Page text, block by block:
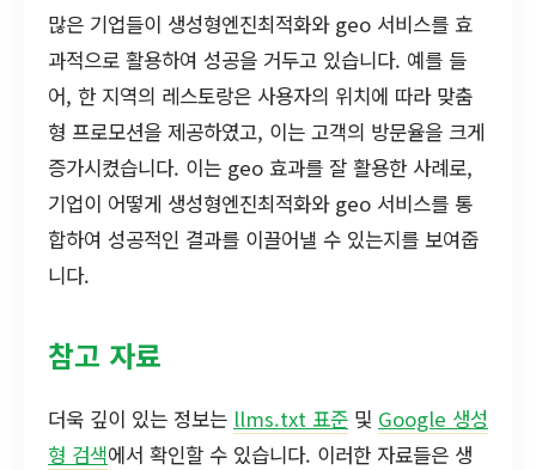
많은 기업들이 생성형엔진최적화와 geo 서비스를 효
과적으로 활용하여 성공을 거두고 있습니다. 예를 들
어, 한 지역의 레스토랑은 사용자의 위치에 따라 맞춤
형 프로모션을 제공하였고, 이는 고객의 방문율을 크게
증가시켰습니다. 이는 geo 효과를 잘 활용한 사례로,
기업이 어떻게 생성형엔진최적화와 geo 서비스를 통
합하여 성공적인 결과를 이끌어낼 수 있는지를 보여줍
니다.
참고 자료
더욱 깊이 있는 정보는 llms.txt 표준 및 Google 생성
형 검색에서 확인할 수 있습니다. 이러한 자료들은 생